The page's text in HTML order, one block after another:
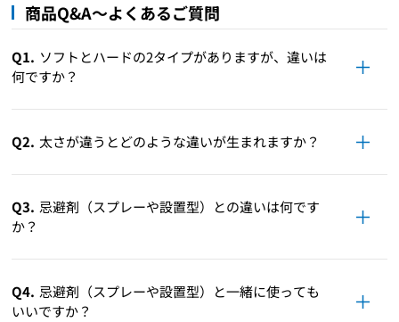
商品Q&A～よくあるご質問
Q1. ソフトとハードの2タイプがありますが、違いは
何ですか？
Q2. 太さが違うとどのような違いが生まれますか？
Q3. 忌避剤（スプレーや設置型）との違いは何です
か？
Q4. 忌避剤（スプレーや設置型）と一緒に使っても
いいですか？